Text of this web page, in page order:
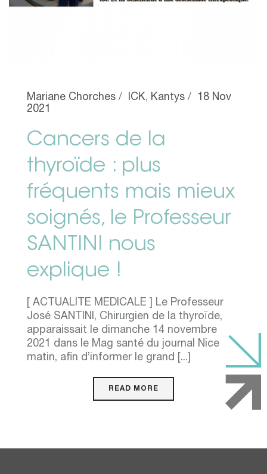
Mariane Chorches ICK, Kantys
18 Nov
2021
Cancers de la
thyroïde : plus
fréquents mais mieux
soignés, le Professeur
SANTINI nous
explique !
[ ACTUALITE MEDICALE ] Le Professeur
José SANTINI, Chirurgien de la thyroïde,
apparaissait le dimanche 14 novembre
2021 dans le Mag santé du journal Nice
matin, afin d’informer le grand [...]
READ MORE